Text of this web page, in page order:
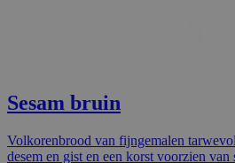
Sesam bruin
Volkorenbrood van fijngemalen
desem en gist en een korst voorzien van